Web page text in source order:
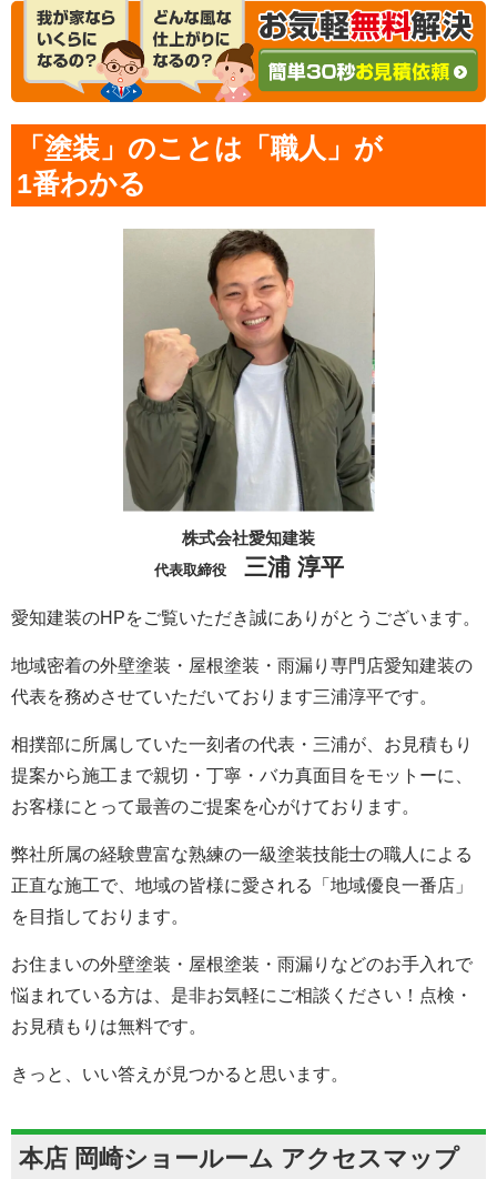
「塗装」のことは「職人」が
1番わかる
株式会社愛知建装
代表取締役 三浦 淳平
愛知建装のHPをご覧いただき誠にありがとうございます。
地域密着の外壁塗装・屋根塗装・雨漏り専門店愛知建装の
代表を務めさせていただいております三浦淳平です。
相撲部に所属していた一刻者の代表・三浦が、お見積もり
提案から施工まで親切・丁寧・バカ真面目をモットーに、
お客様にとって最善のご提案を心がけております。
弊社所属の経験豊富な熟練の一級塗装技能士の職人による
正直な施工で、地域の皆様に愛される「地域優良一番店」
を目指しております。
お住まいの外壁塗装・屋根塗装・雨漏りなどのお手入れで
悩まれている方は、是非お気軽にご相談ください！点検・
お見積もりは無料です。
きっと、いい答えが見つかると思います。
本店 岡崎ショールーム アクセスマップ